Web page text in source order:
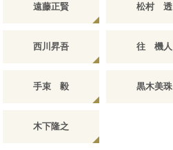
遠藤正賢 松村 透
西川昇吾 往 機人
手束 毅 黒木美珠
木下隆之